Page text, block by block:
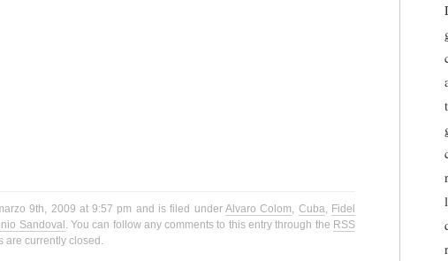
9th, 2009 at 9:57 pm and is filed underAlvaro Colom, Cuba, Fidel
Sandoval . You can follow any comments to this entry through the RSS
are currently closed.